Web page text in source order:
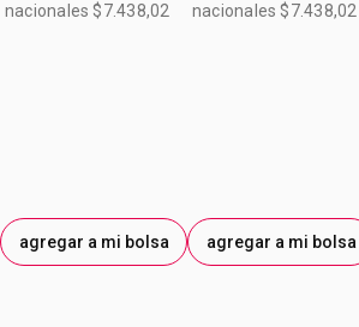
nacionales $7.438,02
agregar a mi bolsa
nacionales $7.438,02
agregar a mi bolsa